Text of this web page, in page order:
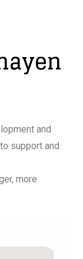
and
support and
more